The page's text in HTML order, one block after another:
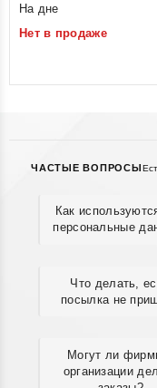
out
of
На дне
Нет в продаже
ЧАСТЫЕ ВОПРОСЫ
Как
персональные
Что делать,
посылка не
Могут ли
организации